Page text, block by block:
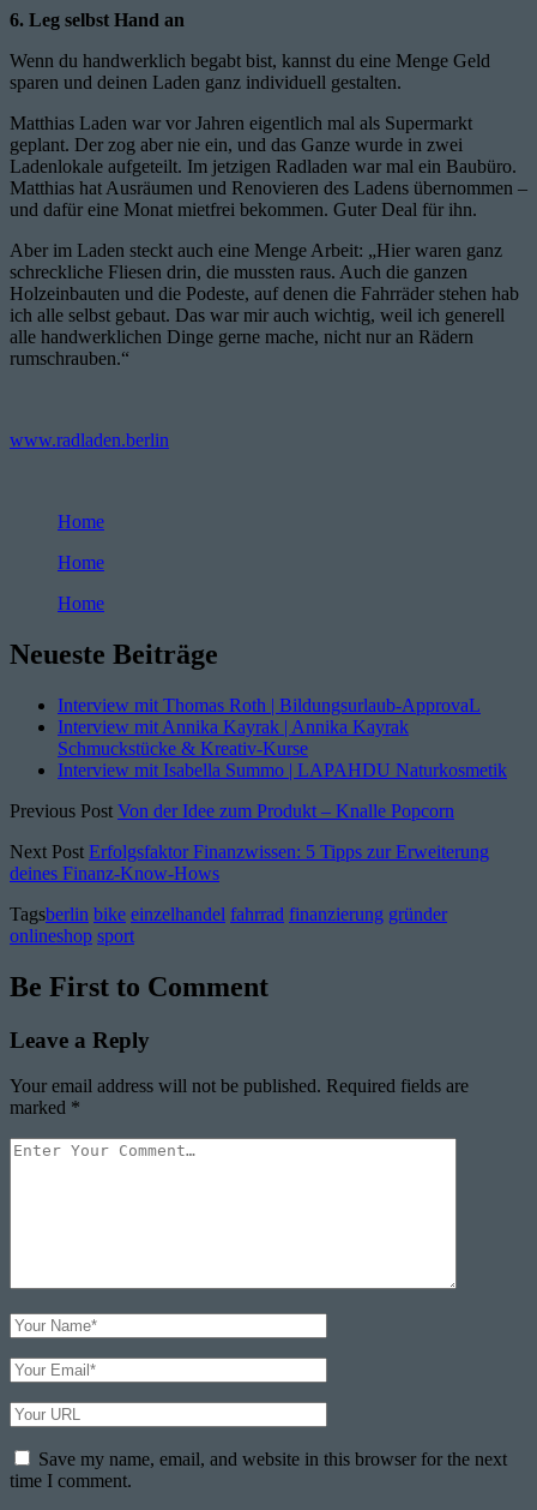
6. Leg selbst Hand an
Wenn du handwerklich begabt bist, kannst du eine Menge Geld
sparen und deinen Laden ganz individuell gestalten.
Matthias Laden war vor Jahren eigentlich mal als Supermarkt
geplant. Der zog aber nie ein, und das Ganze wurde in zwei
Ladenlokale aufgeteilt. Im jetzigen Radladen war mal ein Baubüro.
Matthias hat Ausräumen und Renovieren des Ladens übernommen –
und dafür eine Monat mietfrei bekommen. Guter Deal für ihn.
Aber im Laden steckt auch eine Menge Arbeit: „Hier waren ganz
schreckliche Fliesen drin, die mussten raus. Auch die ganzen
Holzeinbauten und die Podeste, auf denen die Fahrräder stehen hab
ich alle selbst gebaut. Das war mir auch wichtig, weil ich generell
alle handwerklichen Dinge gerne mache, nicht nur an Rädern
rumschrauben.“
www.radladen.berlin
Home
Home
Home
Neueste Beiträge
Interview mit Thomas Roth | Bildungsurlaub-ApprovaL
Interview mit Annika Kayrak | Annika Kayrak
Schmuckstücke & Kreativ-Kurse
Interview mit Isabella Summo | LAPAHDU Naturkosmetik
Previous Post Von der Idee zum Produkt – Knalle Popcorn
Next Post Erfolgsfaktor Finanzwissen: 5 Tipps zur Erweiterung
deines Finanz-Know-Hows
Tagsberlin bike einzelhandel fahrrad finanzierung gründer
onlineshop sport
Be First to Comment
Leave a Reply
Your email address will not be published. Required fields are
marked *
Your
Your
Name
Your
Email
Your
Website
URLSave my name, email, and website in this browser for the next
time I comment.